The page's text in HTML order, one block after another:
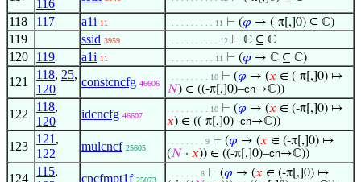
116
118 117 a1i 11 . . . . . . . . . . 11 ⊢ (𝜑 → (-π[,]0) ⊆ ℂ)
119 ssid 3959 . . . . . . . . . . . 12 ⊢ ℂ ⊆ ℂ
120 119 a1i 11 . . . . . . . . . . 11 ⊢ (𝜑 → ℂ ⊆ ℂ)
121
118, 25,
120
constcncfg 46606
. . . . . . . . . 10 ⊢ (𝜑 → (𝑥 ∈ (-π[,]0) ↦
𝑁) ∈ ((-π[,]0)–cn→ℂ))
122
118,
120
idcncfg 46607
. . . . . . . . . 10 ⊢ (𝜑 → (𝑥 ∈ (-π[,]0) ↦
𝑥) ∈ ((-π[,]0)–cn→ℂ))
123
121 ,
122
mulcncf 25605
. . . . . . . . 9 ⊢ (𝜑 → (𝑥 ∈ (-π[,]0) ↦
(𝑁 · 𝑥)) ∈ ((-π[,]0)–cn→ℂ))
124
115,
cncfmpt1f 25073
. . . . . . . 8 ⊢ (𝜑 → (𝑥 ∈ (-π[,]0) ↦